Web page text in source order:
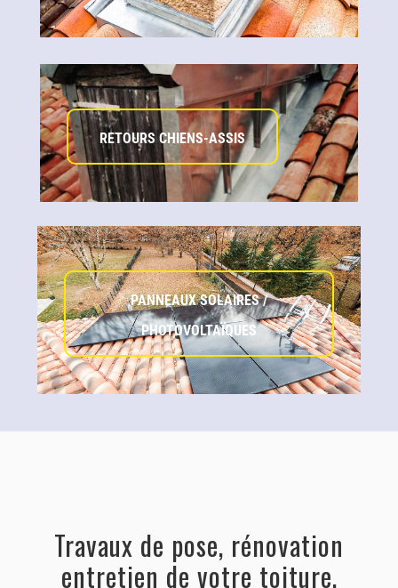
RETOURS CHIENS-ASSIS
PANNEAUX SOLAIRES /
PHOTOVOLTAÏQUES
Travaux de pose, rénovation
entretien de votre toiture.